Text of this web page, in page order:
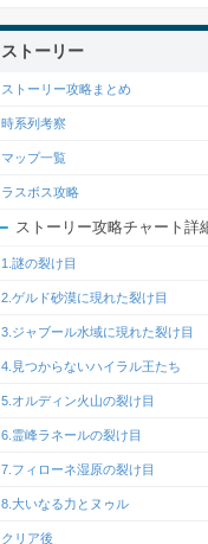
ストーリー
ストーリー攻略まとめ
時系列考察
マップ一覧
ラスボス攻略
ストーリー攻略チャート詳
1.謎の裂け目
2.ゲルド砂漠に現れた裂け目
3 ジャブール水域に現れた裂け目
4 見つからないハイラル王たち
5 オルディン火山の裂け目
6 霊峰ラネールの裂け目
7 フィローネ湿原の裂け目
8.大いなる力とヌゥル
クリア後